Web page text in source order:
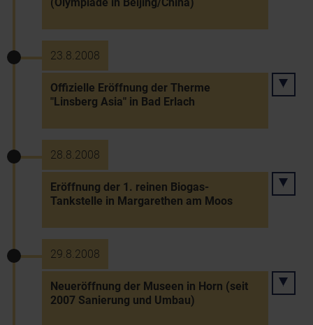
23.8.2008
Offizielle Eröffnung der Therme
"Linsberg Asia" in Bad Erlach
28.8.2008
Eröffnung der 1. reinen Biogas-
Tankstelle in Margarethen am Moos
29.8.2008
Neueröffnung der Museen in Horn (seit
2007 Sanierung und Umbau)